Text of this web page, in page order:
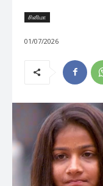
சினிமா
01/07/2026